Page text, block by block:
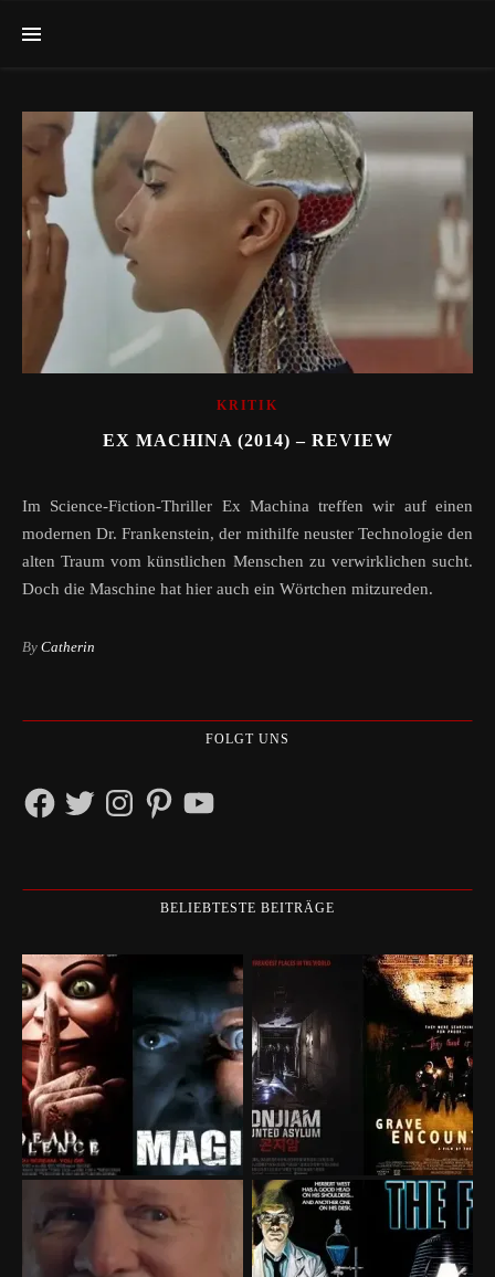
KRITIK
EX MACHINA (2014) – REVIEW
Im Science-Fiction-Thriller Ex Machina treffen wir auf einen
modernen Dr. Frankenstein, der mithilfe neuster Technologie den
alten Traum vom künstlichen Menschen zu verwirklichen sucht.
Doch die Maschine hat hier auch ein Wörtchen mitzureden.
By Catherin
FOLGT UNS
FacebookTwitterInstagramPinterestYouTube
BELIEBTESTE BEITRÄGE